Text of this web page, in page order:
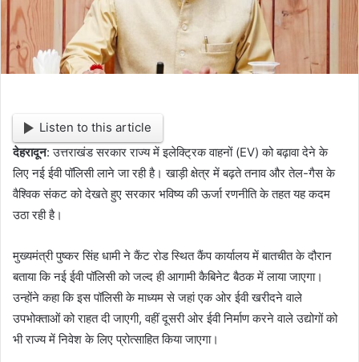
Listen to this article
देहरादून: उत्तराखंड सरकार राज्य में इलेक्ट्रिक वाहनों (EV) को बढ़ावा देने के
लिए नई ईवी पॉलिसी लाने जा रही है। खाड़ी क्षेत्र में बढ़ते तनाव और तेल-गैस के
वैश्विक संकट को देखते हुए सरकार भविष्य की ऊर्जा रणनीति के तहत यह कदम
उठा रही है।
मुख्यमंत्री पुष्कर सिंह धामी ने कैंट रोड स्थित कैंप कार्यालय में बातचीत के दौरान
बताया कि नई ईवी पॉलिसी को जल्द ही आगामी कैबिनेट बैठक में लाया जाएगा।
उन्होंने कहा कि इस पॉलिसी के माध्यम से जहां एक ओर ईवी खरीदने वाले
उपभोक्ताओं को राहत दी जाएगी, वहीं दूसरी ओर ईवी निर्माण करने वाले उद्योगों को
भी राज्य में निवेश के लिए प्रोत्साहित किया जाएगा।